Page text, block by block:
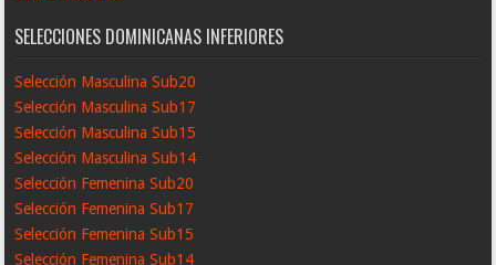
SELECCIONES DOMINICANAS INFERIORES
Selección Masculina Sub20
Selección Masculina Sub17
Selección Masculina Sub15
Selección Masculina Sub14
Selección Femenina Sub20
Selección Femenina Sub17
Selección Femenina Sub15
Selección Femenina Sub14